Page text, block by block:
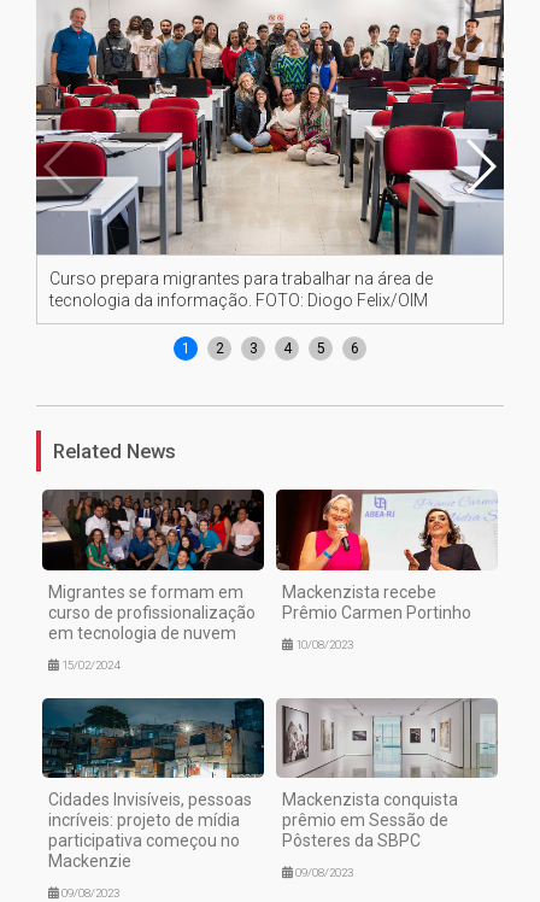
Curso prepara migrantes para trabalhar na área de
tecnologia da informação. FOTO: Diogo Felix/OIM
1 2 3 4 5 6
Related News
Migrantes se formam em
curso de profissionalização
em tecnologia de nuvem
15/02/2024
Mackenzista recebe
Prêmio Carmen Portinho
10/08/2023
Cidades Invisíveis, pessoas
incríveis: projeto de mídia
participativa começou no
Mackenzie
09/08/2023
Mackenzista conquista
prêmio em Sessão de
Pôsteres da SBPC
09/08/2023